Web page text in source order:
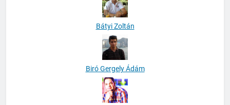
Bátyi Zoltán
Biró Gergely Ádám